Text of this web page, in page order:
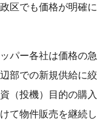
区でも価格が明確に
パー各社は価格の急
部での新規供給に絞
（投機）目的の購入
て物件販売を継続し